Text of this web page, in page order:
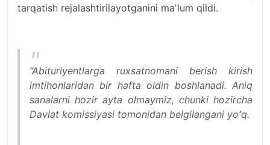
tarqatish rejalashtirilayotganini maʼlum qildi.
“Abituriyentlarga ruxsatnomani berish kirish
imtihonlaridan bir hafta oldin boshlanadi. Aniq
sanalarni hozir ayta olmaymiz, chunki hozircha
Davlat komissiyasi tomonidan belgilangani yoʻq.